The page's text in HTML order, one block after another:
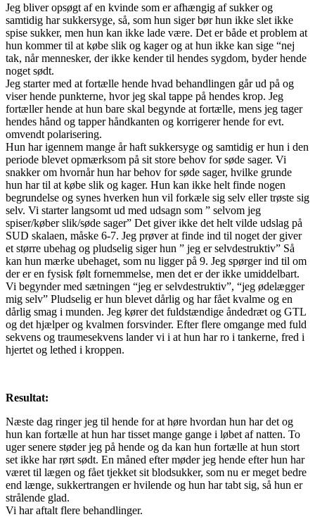
Jeg bliver opsøgt af en kvinde som er afhængig af sukker og
samtidig har sukkersyge, så, som hun siger bør hun ikke slet ikke
spise sukker, men hun kan ikke lade være. Det er både et problem at
hun kommer til at købe slik og kager og at hun ikke kan sige “nej
tak, når mennesker, der ikke kender til hendes sygdom, byder hende
noget sødt.
Jeg starter med at fortælle hende hvad behandlingen går ud på og
viser hende punkterne, hvor jeg skal tappe på hendes krop. Jeg
fortæller hende at hun bare skal begynde at fortælle, mens jeg tager
hendes hånd og tapper håndkanten og korrigerer hende for evt.
omvendt polarisering.
Hun har igennem mange år haft sukkersyge og samtidig er hun i den
periode blevet opmærksom på sit store behov for søde sager. Vi
snakker om hvornår hun har behov for søde sager, hvilke grunde
hun har til at købe slik og kager. Hun kan ikke helt finde nogen
begrundelse og synes hverken hun vil forkæle sig selv eller trøste sig
selv. Vi starter langsomt ud med udsagn som ” selvom jeg
spiser/køber slik/søde sager” Det giver ikke det helt vilde udslag på
SUD skalaen, måske 6-7. Jeg prøver at finde ind til noget der giver
et større ubehag og pludselig siger hun ” jeg er selvdestruktiv” Så
kan hun mærke ubehaget, som nu ligger på 9. Jeg spørger ind til om
der er en fysisk følt fornemmelse, men det er der ikke umiddelbart.
Vi begynder med sætningen “jeg er selvdestruktiv”, “jeg ødelægger
mig selv” Pludselig er hun blevet dårlig og har fået kvalme og en
dårlig smag i munden. Jeg kører det fuldstændige åndedræt og GTL
og det hjælper og kvalmen forsvinder. Efter flere omgange med fuld
sekvens og traumesekvens lander vi i at hun har ro i tankerne, fred i
hjertet og lethed i kroppen.
Resultat:
Næste dag ringer jeg til hende for at høre hvordan hun har det og
hun kan fortælle at hun har tisset mange gange i løbet af natten. To
uger senere støder jeg på hende og da kan hun fortælle at hun stort
set ikke har rørt sødt. En måned efter møder jeg hende efter hun har
været til lægen og fået tjekket sit blodsukker, som nu er meget bedre
end længe, sukkertrangen er hvilende og hun har tabt sig, så hun er
strålende glad.
Vi har aftalt flere behandlinger.